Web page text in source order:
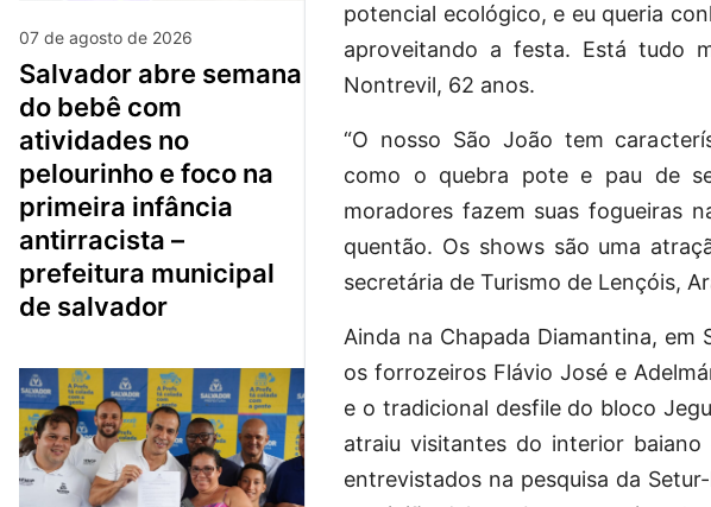
07 de agosto de 2026
salvador abre semana
do bebê com
atividades no
pelourinho e foco na
primeira infância
antirracista –
prefeitura municipal
de salvador
potencial ecológico, e eu queria
aproveitando a festa. Está tudo
Nontrevil, 62 anos.
“O nosso São João tem
como o quebra pote e pau de
moradores fazem suas fogueiras
quentão. Os shows são uma
secretária de Turismo de Lençóis,
Ainda na Chapada Diamantina,
os forrozeiros Flávio José e
e o tradicional desfile do bloco
atraiu visitantes do interior
entrevistados na pesquisa da